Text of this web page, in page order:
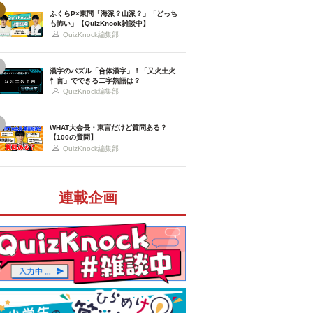
ふくらP×東問「海派？山派？」「どっち
も怖い」【QuizKnock雑談中】
QuizKnock編集部
漢字のパズル「合体漢字」！「又火土火
忄言」でできる二字熟語は？
QuizKnock編集部
WHAT大会長・東言だけど質問ある？
【100の質問】
QuizKnock編集部
連載企画